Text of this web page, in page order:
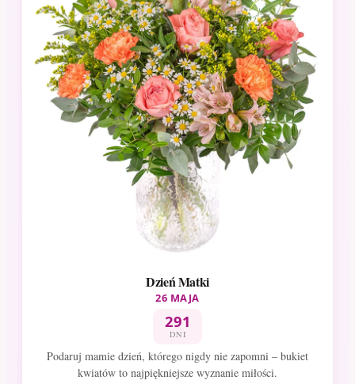
Dzień Matki
26 MAJA
291
DNI
Podaruj mamie dzień, którego nigdy nie zapomni – bukiet
kwiatów to najpiękniejsze wyznanie miłości.